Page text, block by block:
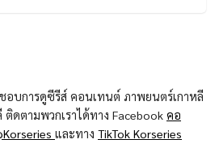
อบการดูซีรีส์ คอนเทนต์ ภาพยนตร์เกาหลี
ดตามพวกเราได้ทาง Facebook คอ
และทาง TikTok Korseries